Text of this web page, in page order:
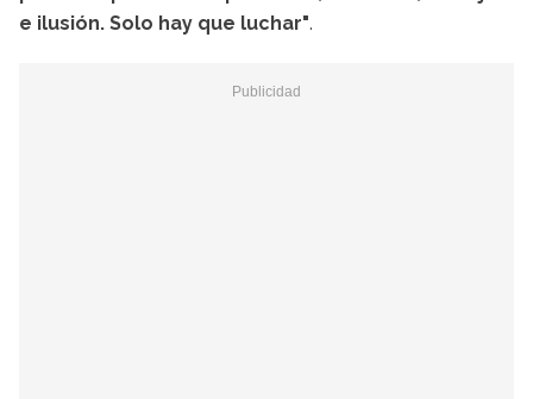
e ilusión. Solo hay que luchar".